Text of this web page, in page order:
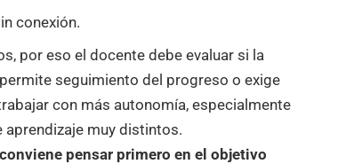
conexión.
por eso el docente debe evaluar si la
seguimiento del progreso o exige
con más autonomía, especialmente
muy distintos.
conviene pensar primero en el objetivo